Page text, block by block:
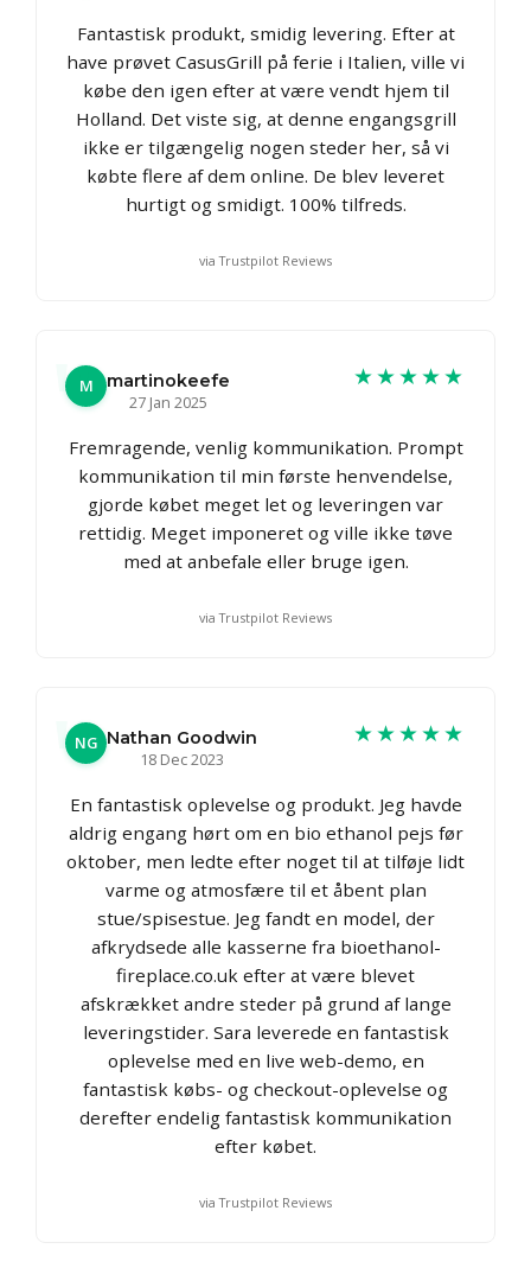
Fantastisk produkt, smidig levering. Efter at
have prøvet CasusGrill på ferie i Italien, ville vi
købe den igen efter at være vendt hjem til
Holland. Det viste sig, at denne engangsgrill
ikke er tilgængelig nogen steder her, så vi
købte flere af dem online. De blev leveret
hurtigt og smidigt. 100% tilfreds.
via Trustpilot Reviews
M
martinokeefe
27 Jan 2025
★★★★★
Fremragende, venlig kommunikation. Prompt
kommunikation til min første henvendelse,
gjorde købet meget let og leveringen var
rettidig. Meget imponeret og ville ikke tøve
med at anbefale eller bruge igen.
via Trustpilot Reviews
NG Nathan Goodwin
18 Dec 2023
★★★★★
En fantastisk oplevelse og produkt. Jeg havde
aldrig engang hørt om en bio ethanol pejs før
oktober, men ledte efter noget til at tilføje lidt
varme og atmosfære til et åbent plan
stue/spisestue. Jeg fandt en model, der
afkrydsede alle kasserne fra bioethanol-
fireplace.co.uk efter at være blevet
afskrækket andre steder på grund af lange
leveringstider. Sara leverede en fantastisk
oplevelse med en live web-demo, en
fantastisk købs- og checkout-oplevelse og
derefter endelig fantastisk kommunikation
efter købet.
via Trustpilot Reviews